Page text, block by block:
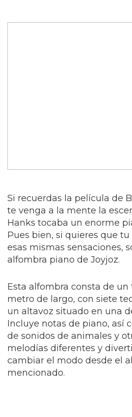
Si recuerdas la película de
te venga a la mente la
Hanks tocaba un enorme
Pues bien, si quieres que
esas mismas sensaciones,
alfombra piano de Joyjoz.
Esta alfombra consta de
metro de largo, con siete
un altavoz situado en una
Incluye notas de piano, así
de sonidos de animales y
melodías diferentes y
cambiar el modo desde el
mencionado.